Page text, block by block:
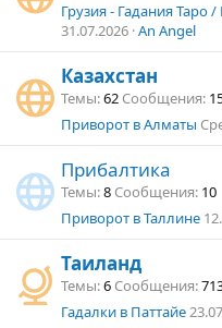
Грузия - Гадания Таро
31.07.2026 An Angel
Казахстан
Темы 62 Сообщения
Приворот в Алматы
Прибалтика
Темы 8 Сообщения 10
Приворот в Таллине
Таиланд
Темы 6 Сообщения
Гадалки в Паттайе